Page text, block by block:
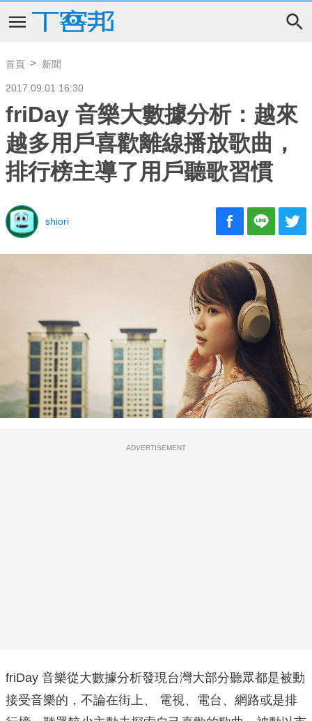
首頁 新聞
2017.09.01 16:30
friDay 音樂大數據分析：越來
越多用戶喜歡離線播放歌曲，
排行榜主導了用戶聽歌習慣
shiori
ADVERTISEMENT
friDay 音樂從大數據分析發現台灣大部分聽眾都是被動
接受音樂的，不論在街上、 電視、電台、網路或是排